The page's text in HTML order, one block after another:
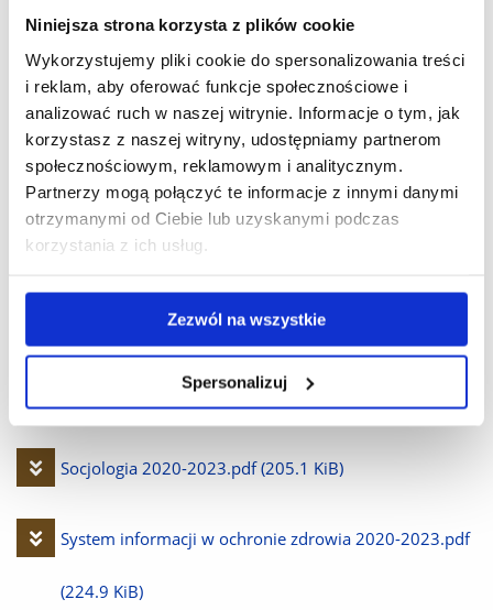
Niniejsza strona korzysta z plików cookie
Wykorzystujemy pliki cookie do spersonalizowania treści
i reklam, aby oferować funkcje społecznościowe i
analizować ruch w naszej witrynie. Informacje o tym, jak
korzystasz z naszej witryny, udostępniamy partnerom
społecznościowym, reklamowym i analitycznym.
Partnerzy mogą połączyć te informacje z innymi danymi
otrzymanymi od Ciebie lub uzyskanymi podczas
korzystania z ich usług.
Zezwól na wszystkie
Spersonalizuj
Pobierz
plik
Promocja zdrowia 2020-2023.pdf (290.0 KiB)
Pobierz
plik
Psychiatria 2020-2023.pdf (321.3 KiB)
Pobierz
plik
Psychologia 2020-2023.pdf (203.9 KiB)
Pobierz
Rehabilitacja w położnictwie, neonatologii i ginekologii
(305.7 KiB)
Pobierz
Socjologia 2020-2023.pdf (205.1 KiB)
Pobierz
plik
System informacji w ochronie zdrowia 2020-2023.pdf
(224.9 KiB)